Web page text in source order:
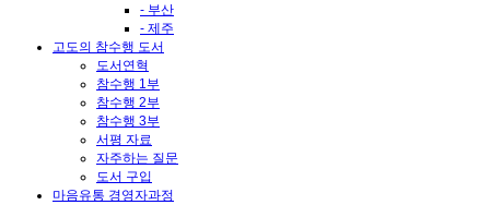
- 부산
- 제주
고도의 참수행 도서
도서연혁
참수행 1부
참수행 2부
참수행 3부
서평 자료
자주하는 질문
도서 구입
마음유통 경영자과정